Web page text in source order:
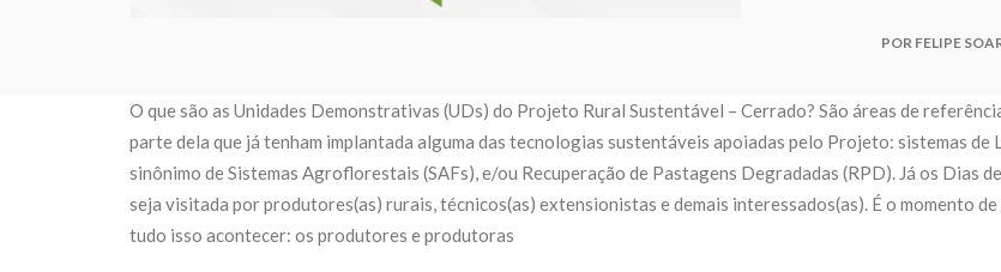
POR FELIPE
O que são as Unidades Demonstrativas (UDs) do Projeto Rural Sustentável – Cerrado? São áreas de
parte dela que já tenham implantada alguma das tecnologias sustentáveis apoiadas pelo Projeto: sistemas
sinônimo de Sistemas Agroflorestais (SAFs), e/ou Recuperação de Pastagens Degradadas (RPD). Já os Dias
seja visitada por produtores(as) rurais, técnicos(as) extensionistas e demais interessados(as). É o momento
tudo isso acontecer: os produtores e produtoras